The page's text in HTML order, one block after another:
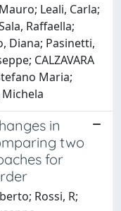
Leali, Carla;
Raffaella;
Diana; Pasinetti,
CALZAVARA
Maria;
Michela
in
two
for
Rossi, R;